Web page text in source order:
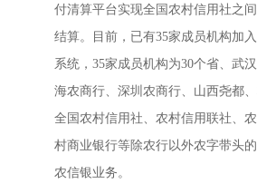
付清算平台实现全国农村信用社之
结算。目前，已有35家成员机构加
系统，35家成员机构为30个省、武
海农商行、深圳农商行、山西尧都、
全国农村信用社、农村信用联社、
村商业银行等除农行以外农字带头
农信银业务。